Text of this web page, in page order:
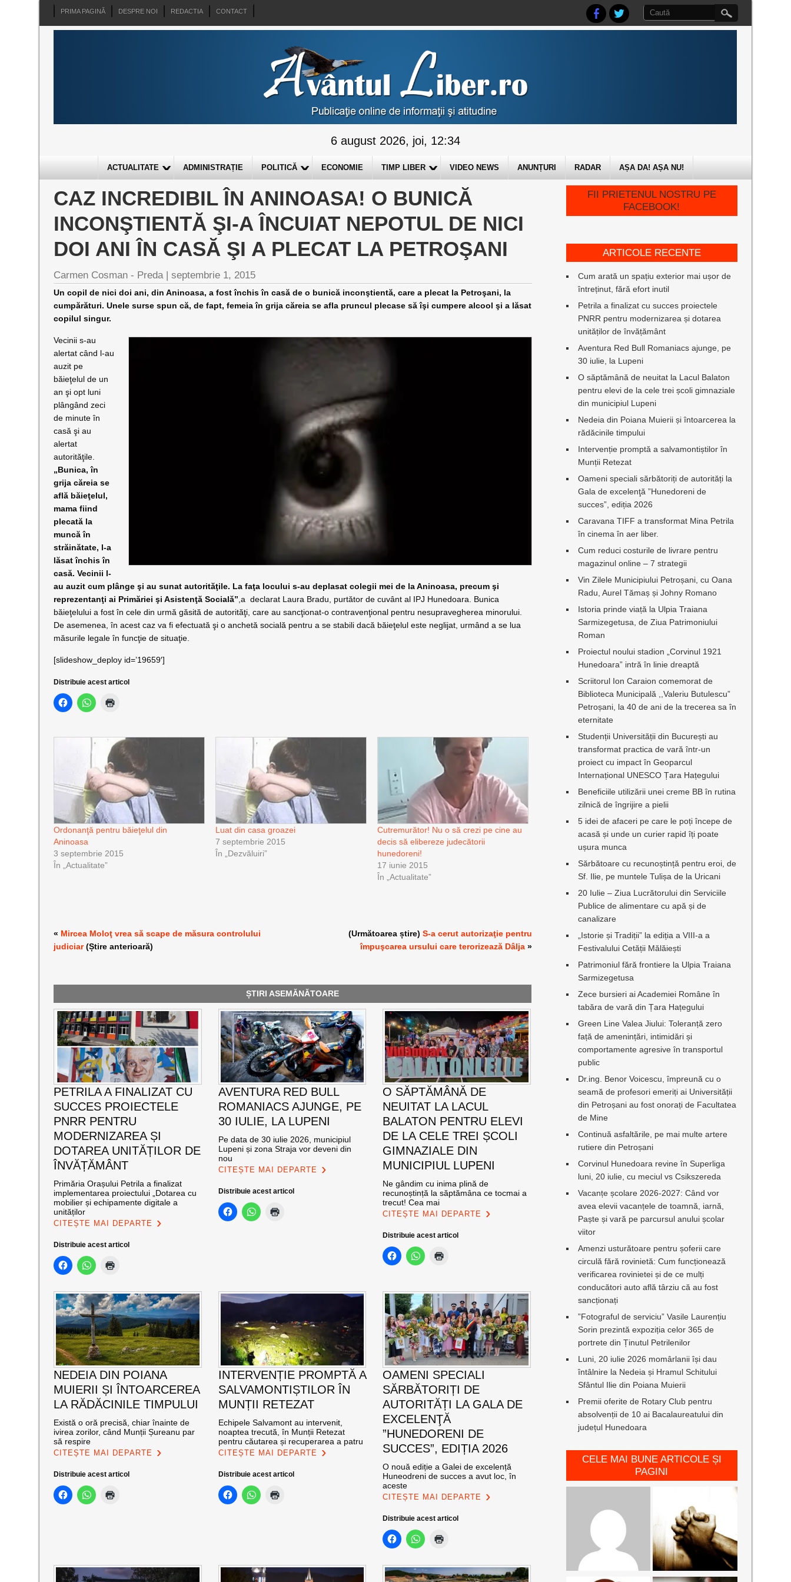
PRIMA PAGINĂ DESPRE NOI REDACTIA CONTACT
6 august 2026, joi, 12:34
ACTUALITATE ADMINISTRAȚIE POLITICĂ ECONOMIE TIMP LIBER VIDEO NEWS ANUNȚURI RADAR AȘA DA! AȘA NU!
CAZ INCREDIBIL ÎN ANINOASA! O BUNICĂ
INCONŞTIENTĂ ŞI-A ÎNCUIAT NEPOTUL DE NICI
DOI ANI ÎN CASĂ ŞI A PLECAT LA PETROŞANI
Carmen Cosman - Preda |septembrie 1, 2015
Un copil de nici doi ani, din Aninoasa, a fost închis în casă de o bunică inconştientă, care a plecat la Petroşani, la
cumpărături. Unele surse spun că, de fapt, femeia în grija căreia se afla pruncul plecase să îşi cumpere alcool şi a lăsat
copilul singur.
Vecinii s-au
alertat când l-au
auzit pe
băieţelul de un
an şi opt luni
plângând zeci
de minute în
casă şi au
alertat
autorităţile.
„Bunica, în
grija căreia se
află băieţelul,
mama fiind
plecată la
muncă în
străinătate, l-a
lăsat închis în
casă. Vecinii l-
au auzit cum plânge şi au sunat autorităţile. La faţa locului s-au deplasat colegii mei de la Aninoasa, precum şi
reprezentanţi ai Primăriei şi Asistenţă Socială” ,a declarat Laura Bradu, purtător de cuvânt al IPJ Hunedoara. Bunica
băieţelului a fost în cele din urmă găsită de autorităţi, care au sancţionat-o contravenţional pentru nesupravegherea minorului.
De asemenea, în acest caz va fi efectuată şi o anchetă socială pentru a se stabili dacă băieţelul este neglijat, urmând a se lua
măsurile legale în funcţie de situaţie.
[slideshow_deploy id=’19659′]
Distribuie acest articol
Ordonanţă pentru băieţelul din
Aninoasa
3 septembrie 2015
În „Actualitate”
Luat din casa groazei
7 septembrie 2015
În „Dezvăluiri”
Cutremurător! Nu o să crezi pe cine au
decis să elibereze judecătorii
hunedoreni!
17 iunie 2015
În „Actualitate”
« Mircea Moloţ vrea să scape de măsura controlului
judiciar(Știre anterioară)
(Următoarea știre)S-a cerut autorizaţie pentru
împuşcarea ursului care terorizează Dâlja »
ȘTIRI ASEMĂNĂTOARE
PETRILA A FINALIZAT CU
SUCCES PROIECTELE
PNRR PENTRU
MODERNIZAREA ȘI
DOTAREA UNITĂȚILOR DE
ÎNVĂȚĂMÂNT
Primăria Orașului Petrila a finalizat
implementarea proiectului „Dotarea cu
mobilier și echipamente digitale a
unităților
CITEȘTE MAI DEPARTE
Distribuie acest articol
AVENTURA RED BULL
ROMANIACS AJUNGE, PE
30 IULIE, LA LUPENI
Pe data de 30 iulie 2026, municipiul
Lupeni și zona Straja vor deveni din
nou
CITEȘTE MAI DEPARTE
Distribuie acest articol
O SĂPTĂMÂNĂ DE
NEUITAT LA LACUL
BALATON PENTRU ELEVI
DE LA CELE TREI ȘCOLI
GIMNAZIALE DIN
MUNICIPIUL LUPENI
Ne gândim cu inima plină de
recunoștință la săptămâna ce tocmai a
trecut! Cea mai
CITEȘTE MAI DEPARTE
Distribuie acest articol
NEDEIA DIN POIANA
MUIERII ȘI ÎNTOARCEREA
LA RĂDĂCINILE TIMPULUI
Există o oră precisă, chiar înainte de
ivirea zorilor, când Munții Șureanu par
să respire
CITEȘTE MAI DEPARTE
Distribuie acest articol
INTERVENȚIE PROMPTĂ A
SALVAMONTIȘTILOR ÎN
MUNȚII RETEZAT
Echipele Salvamont au intervenit,
noaptea trecută, în Munții Retezat
pentru căutarea și recuperarea a patru
CITEȘTE MAI DEPARTE
Distribuie acest articol
OAMENI SPECIALI
SĂRBĂTORIȚI DE
AUTORITĂȚI LA GALA DE
EXCELENŢĂ
”HUNEDORENI DE
SUCCES”, EDIȚIA 2026
O nouă ediție a Galei de excelență
Huneodreni de succes a avut loc, în
aceste
CITEȘTE MAI DEPARTE
Distribuie acest articol
FII PRIETENUL NOSTRU PE
FACEBOOK!
ARTICOLE RECENTE
Cum arată un spațiu exterior mai ușor de
întreținut, fără efort inutil
Petrila a finalizat cu succes proiectele
PNRR pentru modernizarea și dotarea
unităților de învățământ
Aventura Red Bull Romaniacs ajunge, pe
30 iulie, la Lupeni
O săptămână de neuitat la Lacul Balaton
pentru elevi de la cele trei școli gimnaziale
din municipiul Lupeni
Nedeia din Poiana Muierii și întoarcerea la
rădăcinile timpului
Intervenție promptă a salvamontiștilor în
Munții Retezat
Oameni speciali sărbătoriți de autorități la
Gala de excelenţă ”Hunedoreni de
succes”, ediția 2026
Caravana TIFF a transformat Mina Petrila
în cinema în aer liber.
Cum reduci costurile de livrare pentru
magazinul online – 7 strategii
Vin Zilele Municipiului Petroșani, cu Oana
Radu, Aurel Tămaș și Johny Romano
Istoria prinde viață la Ulpia Traiana
Sarmizegetusa, de Ziua Patrimoniului
Roman
Proiectul noului stadion „Corvinul 1921
Hunedoara” intră în linie dreaptă
Scriitorul Ion Caraion comemorat de
Biblioteca Municipală ,,Valeriu Butulescu”
Petroșani, la 40 de ani de la trecerea sa în
eternitate
Studenții Universității din București au
transformat practica de vară într-un
proiect cu impact în Geoparcul
Internațional UNESCO Țara Hațegului
Beneficiile utilizării unei creme BB în rutina
zilnică de îngrijire a pielii
5 idei de afaceri pe care le poți începe de
acasă și unde un curier rapid îți poate
ușura munca
Sărbătoare cu recunoștință pentru eroi, de
Sf. Ilie, pe muntele Tulișa de la Uricani
20 Iulie – Ziua Lucrătorului din Serviciile
Publice de alimentare cu apă și de
canalizare
„Istorie și Tradiții” la ediția a VIII-a a
Festivalului Cetății Mălăiești
Patrimoniul fără frontiere la Ulpia Traiana
Sarmizegetusa
Zece bursieri ai Academiei Române în
tabăra de vară din Țara Hațegului
Green Line Valea Jiului: Toleranță zero
față de amenințări, intimidări și
comportamente agresive în transportul
public
Dr.ing. Benor Voicescu, împreună cu o
seamă de profesori emeriți ai Universității
din Petroșani au fost onorați de Facultatea
de Mine
Continuă asfaltările, pe mai multe artere
rutiere din Petroșani
Corvinul Hunedoara revine în Superliga
luni, 20 iulie, cu meciul vs Csikszereda
Vacanțe școlare 2026-2027: Când vor
avea elevii vacanțele de toamnă, iarnă,
Paște și vară pe parcursul anului școlar
viitor
Amenzi usturătoare pentru șoferii care
circulă fără rovinietă: Cum funcționează
verificarea rovinietei și de ce mulți
conducători auto află târziu că au fost
sancționați
”Fotograful de serviciu” Vasile Laurențiu
Sorin prezintă expoziția celor 365 de
portrete din Ținutul Petrilenilor
Luni, 20 iulie 2026 momârlanii își dau
întâlnire la Nedeia și Hramul Schitului
Sfântul Ilie din Poiana Muierii
Premii oferite de Rotary Club pentru
absolvenții de 10 ai Bacalaureatului din
județul Hunedoara
CELE MAI BUNE ARTICOLE ȘI
PAGINI